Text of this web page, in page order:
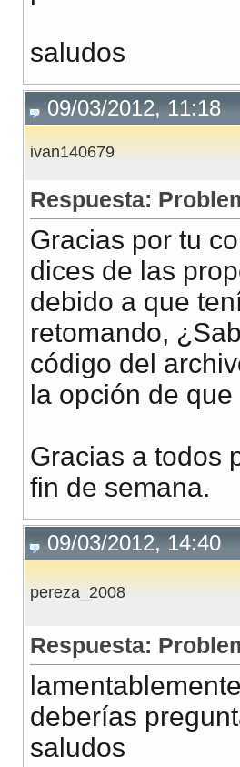
saludos
09/03/2012, 11:18
ivan140679
Respuesta:
Gracias por tu
dices de las
debido a que
retomando,
código del
la opción de
Gracias a todos
fin de semana.
09/03/2012, 14:40
pereza_2008
Respuesta:
deberías
saludos